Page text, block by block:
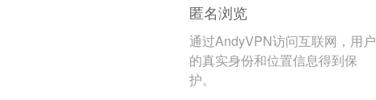
匿名浏览
通过AndyVPN访问互联网，用户
的真实身份和位置信息得到保
护。